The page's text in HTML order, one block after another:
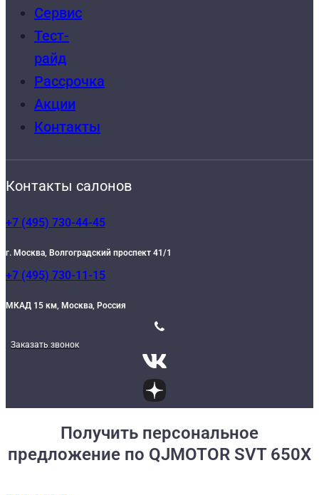
Сервис
Тест-
райд
Рассрочка
Акции
Контакты
Контакты салонов
+7 (495) 730-44-45
г. Москва, Волгоградский проспект 41/1
+7 (495) 730-11-15
МКАД 15 км, Москва, Россия
Заказать звонок
Получить персональное
предложение по QJMOTOR SVT 650X